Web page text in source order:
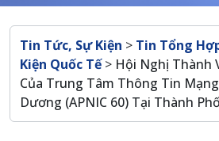
Breadcrumb
Tin Tức, Sự Kiện > Tin Tổng
Kiện Quốc Tế> Hội Nghị Thành
Của Trung Tâm Thông Tin
Dương (APNIC 60) Tại Thành